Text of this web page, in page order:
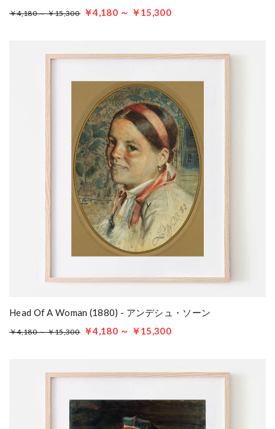
￥4,180 ～ ￥15,300 ￥4,180 ～ ￥15,300
Head Of A Woman (1880) - アンデシュ・ソーン
￥4,180 ～ ￥15,300 ￥4,180 ～ ￥15,300